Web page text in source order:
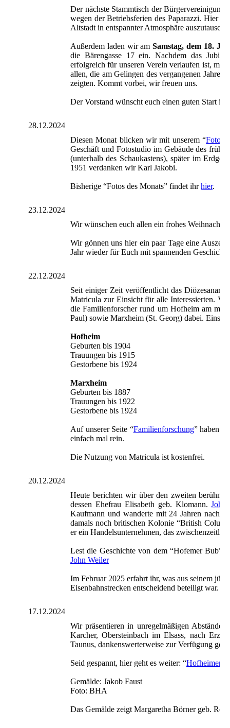
Der nächste Stammtisch der Bürgervereinigung
wegen der Betriebsferien des Paparazzi. Hier
Altstadt in entspannter Atmosphäre
Außerdem laden wir amSamstag, dem 18.
die Bärengasse 17 ein. Nachdem das
erfolgreich für unseren Verein verlaufen ist,
allen, die am Gelingen des vergangenen
zeigten. Kommt vorbei, wir freuen uns.
Der Vorstand wünscht euch einen guten Start
28.12.2024
Diesen Monat blicken wir mit unserem “Foto
Geschäft und Fotostudio im Gebäude des
(unterhalb des Schaukastens), später im
1951 verdanken wir Karl Jakobi.
Bisherige “Fotos des Monats” findet ihrhier.
23.12.2024
Wir wünschen euch allen ein frohes
Wir gönnen uns hier ein paar Tage eine
Jahr wieder für Euch mit spannenden
22.12.2024
Seit einiger Zeit veröffentlicht das
Matricula zur Einsicht für alle Interessierten.
die Familienforscher rund um Hofheim am
Paul) sowie Marxheim (St. Georg) dabei.
Hofheim
Geburten bis 1904
Trauungen bis 1915
Gestorbene bis 1924
Marxheim
Geburten bis 1887
Trauungen bis 1922
Gestorbene bis 1924
Auf unserer Seite “Familienforschung” haben
einfach mal rein.
Die Nutzung von Matricula ist kostenfrei.
20.12.2024
Heute berichten wir über den zweiten
dessen Ehefrau Elisabeth geb. Klomann.John
Kaufmann und wanderte mit 24 Jahren nach
damals noch britischen Kolonie “British
er ein Handelsunternehmen, das
Lest die Geschichte von dem “Hofemer
John Weiler
Im Februar 2025 erfahrt ihr, was aus seinem
Eisenbahnstrecken entscheidend beteiligt war.
17.12.2024
Wir präsentieren in unregelmäßigen
Karcher, Obersteinbach im Elsass, nach
Taunus, dankenswerterweise zur Verfügung
Seid gespannt, hier geht es weiter: “Hofheimer
Gemälde: Jakob Faust
Foto: BHA
Das Gemälde zeigt Margaretha Börner geb.